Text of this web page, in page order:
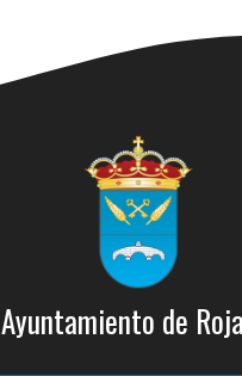
Ayuntamiento de